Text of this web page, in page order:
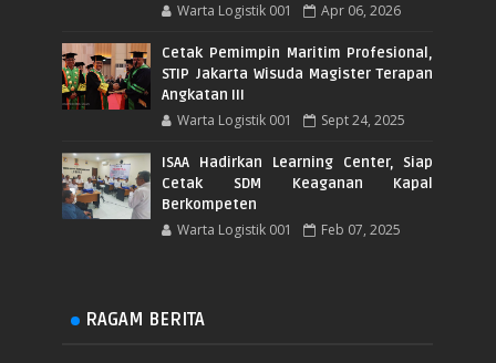
Warta Logistik 001 Apr 06, 2026
Cetak Pemimpin Maritim Profesional,
STIP Jakarta Wisuda Magister Terapan
Angkatan III
Warta Logistik 001 Sept 24, 2025
ISAA Hadirkan Learning Center, Siap
Cetak SDM Keaganan Kapal
Berkompeten
Warta Logistik 001 Feb 07, 2025
RAGAM BERITA